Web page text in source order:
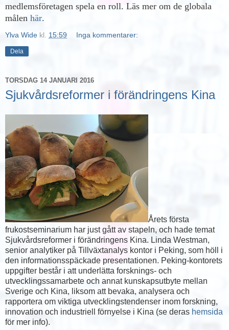
medlemsföretagen spela en roll. Läs mer om de globala
målen här.
Ylva Wide kl. 15:59 Inga kommentarer:
Dela
TORSDAG 14 JANUARI 2016
Sjukvårdsreformer i förändringens Kina
Årets första
frukostseminarium har just gått av stapeln, och hade temat
Sjukvårdsreformer i förändringens Kina. Linda Westman,
senior analytiker på Tillväxtanalys kontor i Peking, som höll i
den informationsspäckade presentationen. Peking-kontorets
uppgifter består i att underlätta forsknings- och
utvecklingssamarbete och annat kunskapsutbyte mellan
Sverige och Kina, liksom att bevaka, analysera och
rapportera om viktiga utvecklingstendenser inom forskning,
innovation och industriell förnyelse i Kina (se deras hemsida
för mer info).